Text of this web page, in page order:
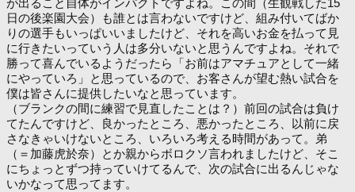
が出ること自体がインパクトですよね。この間（生観戦した15
日の後楽園大会）も誰とは言わないですけど、組み付いてばか
りの選手もいっぱいいましたけど、それを高いお金を払って見
に行きたいっていう人は多分いないと思うんですよね。それで
勝って喜んでいるようだったら「お前はアマチュアとして一緒
にやっていろ」と思っているので、お客さんが望む熱い試合を
僕は皆さんに提供したいなと思っています。
（ブランクの間に練習で見直したことは？）前回の試合は負け
てたんですけど、良かったところ、悪かったところ、以前に戻
さなきゃいけないところ、いろいろ考える時間があって。弟
（＝加藤虎於奈）とか親からボロクソ言われましたけど、そこ
にちょっとずつ持っていけてるんで、次の試合に出るんじゃな
いかなって思ってます。